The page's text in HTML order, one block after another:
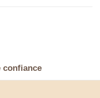
confiance